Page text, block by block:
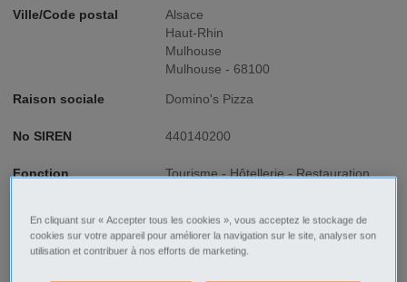
Ville/Code postal
Alsace
Haut-Rhin
Mulhouse
Mulhouse - 68100
Raison sociale Domino's Pizza
No SIREN 440140200
Fonction Tourisme - Hôtellerie - Restauration
Type d'emploi Temps partiel
En cliquant sur « Accepter tous les cookies », vous acceptez le stockage de
cookies sur votre appareil pour améliorer la navigation sur le site, analyser son
utilisation et contribuer à nos efforts de marketing.